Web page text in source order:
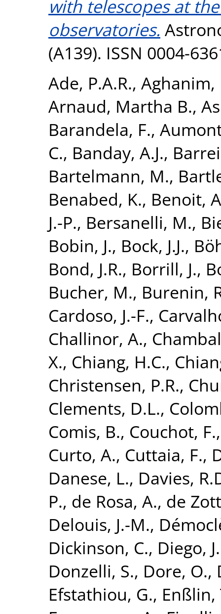
with telescopes at
observatories.
(A139). ISSN 0004-
Ade, P.A.R., Aghanim,
Arnaud, Martha B.,
Barandela, F.,
C., Banday, A.J.,
Bartelmann, M.,
Benabed, K., Benoit,
J.-P., Bersanelli, M.,
Bobin, J., Bock, J.J.,
Bond, J.R., Borrill, J.,
Bucher, M., Burenin,
Cardoso, J.-F.,
Challinor, A.,
X., Chiang, H.C.,
Christensen, P.R.,
Clements, D.L.,
Comis, B., Couchot, F.
Curto, A., Cuttaia, F.,
Danese, L., Davies,
P., de Rosa, A., de
Delouis, J.-M.,
Dickinson, C., Diego,
Donzelli, S., Dore, O.,
Efstathiou, G., Enßlin,